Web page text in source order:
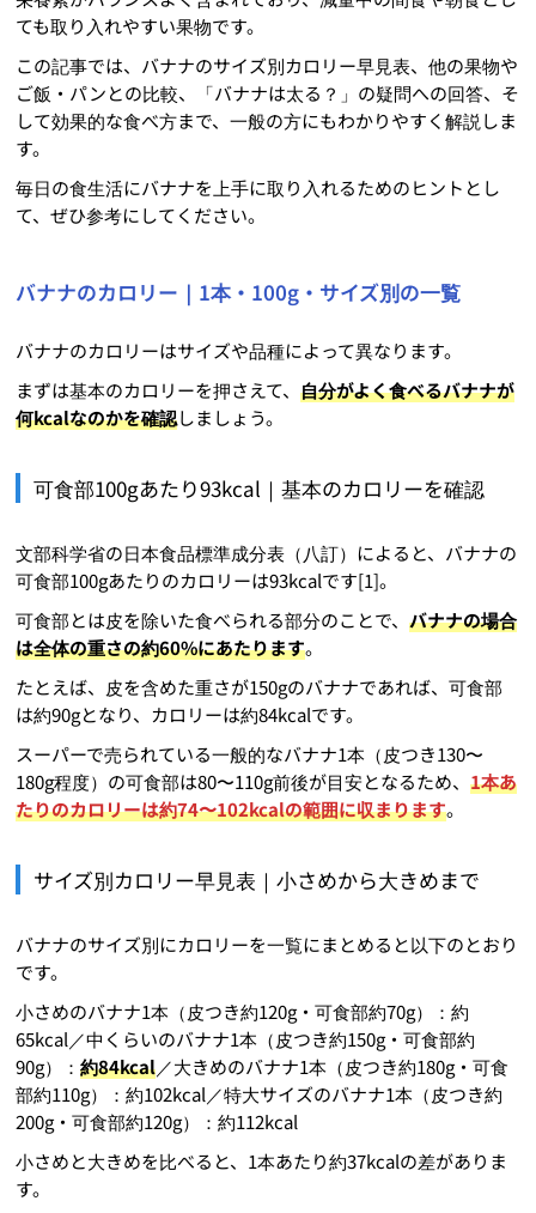
ても取り入れやすい果物です。
この記事では、バナナのサイズ別カロリー早見表、他の果物や
ご飯・パンとの比較、「バナナは太る？」の疑問への回答、そ
して効果的な食べ方まで、一般の方にもわかりやすく解説しま
す。
毎日の食生活にバナナを上手に取り入れるためのヒントとし
て、ぜひ参考にしてください。
バナナのカロリー｜1本・100g・サイズ別の一覧
バナナのカロリーはサイズや品種によって異なります。
まずは基本のカロリーを押さえて、自分がよく食べるバナナが
何kcalなのかを確認しましょう。
可食部100gあたり93kcal｜基本のカロリーを確認
文部科学省の日本食品標準成分表（八訂）によると、バナナの
可食部100gあたりのカロリーは93kcalです[1]。
可食部とは皮を除いた食べられる部分のことで、バナナの場合
は全体の重さの約60%にあたります。
たとえば、皮を含めた重さが150gのバナナであれば、可食部
は約90gとなり、カロリーは約84kcalです。
スーパーで売られている一般的なバナナ1本（皮つき130〜
180g程度）の可食部は80〜110g前後が目安となるため、1本あ
たりのカロリーは約74〜102kcalの範囲に収まります。
サイズ別カロリー早見表｜小さめから大きめまで
バナナのサイズ別にカロリーを一覧にまとめると以下のとおり
です。
小さめのバナナ1本（皮つき約120g・可食部約70g）：約
65kcal／中くらいのバナナ1本（皮つき約150g・可食部約
90g）：約84kcal／大きめのバナナ1本（皮つき約180g・可食
部約110g）：約102kcal／特大サイズのバナナ1本（皮つき約
200g・可食部約120g）：約112kcal
小さめと大きめを比べると、1本あたり約37kcalの差がありま
す。